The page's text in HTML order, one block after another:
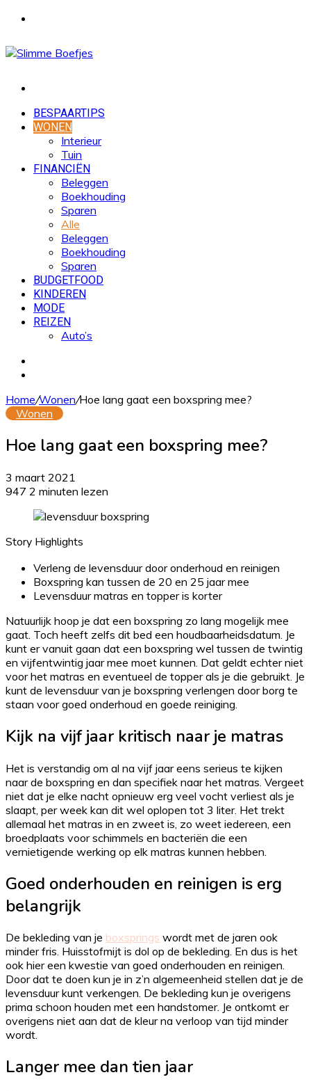
BESPAARTIPS
WONEN
Interieur
Tuin
FINANCIËN
Beleggen
Boekhouding
Sparen
Alle
Beleggen
Boekhouding
Sparen
BUDGETFOOD
KINDEREN
MODE
REIZEN
Auto’s
Home/Wonen/Hoe lang gaat een boxspring mee?
Wonen
Hoe lang gaat een boxspring mee?
3 maart 2021
947 2 minuten lezen
Story Highlights
Verleng de levensduur door onderhoud en reinigen
Boxspring kan tussen de 20 en 25 jaar mee
Levensduur matras en topper is korter
Natuurlijk hoop je dat een boxspring zo lang mogelijk mee
gaat. Toch heeft zelfs dit bed een houdbaarheidsdatum. Je
kunt er vanuit gaan dat een boxspring wel tussen de twintig
en vijfentwintig jaar mee moet kunnen. Dat geldt echter niet
voor het matras en eventueel de topper als je die gebruikt. Je
kunt de levensduur van je boxspring verlengen door borg te
staan voor goed onderhoud en goede reiniging.
Kijk na vijf jaar kritisch naar je matras
Het is verstandig om al na vijf jaar eens serieus te kijken
naar de boxspring en dan specifiek naar het matras. Vergeet
niet dat je elke nacht opnieuw erg veel vocht verliest als je
slaapt, per week kan dit wel oplopen tot 3 liter. Het trekt
allemaal het matras in en zweet is, zo weet iedereen, een
broedplaats voor schimmels en bacteriën die een
vernietigende werking op elk matras kunnen hebben.
Goed onderhouden en reinigen is erg
belangrijk
De bekleding van je boxsprings wordt met de jaren ook
minder fris. Huisstofmijt is dol op de bekleding. En dus is het
ook hier een kwestie van goed onderhouden en reinigen.
Door dat te doen kun je in z’n algemeenheid stellen dat je de
levensduur kunt verkengen. De bekleding kun je overigens
prima schoon houden met een handstomer. Je ontkomt er
overigens niet aan dat de kleur na verloop van tijd minder
wordt.
Langer mee dan tien jaar